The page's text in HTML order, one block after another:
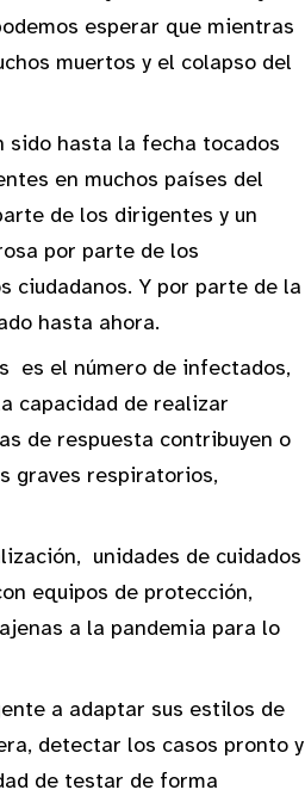
esperar que mientras
muertos y el colapso del
sido hasta la fecha tocados
en muchos países del
de los dirigentes y un
por parte de los
ciudadanos. Y por parte de la
hasta ahora.
es el número de infectados,
capacidad de realizar
de respuesta contribuyen o
graves respiratorios,
unidades de cuidados
equipos de protección,
a la pandemia para lo
a adaptar sus estilos de
detectar los casos pronto y
de testar de forma